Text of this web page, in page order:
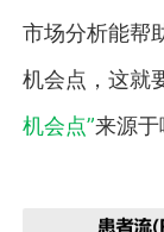
市场分析能帮
机会点，这就
机会点”来源于